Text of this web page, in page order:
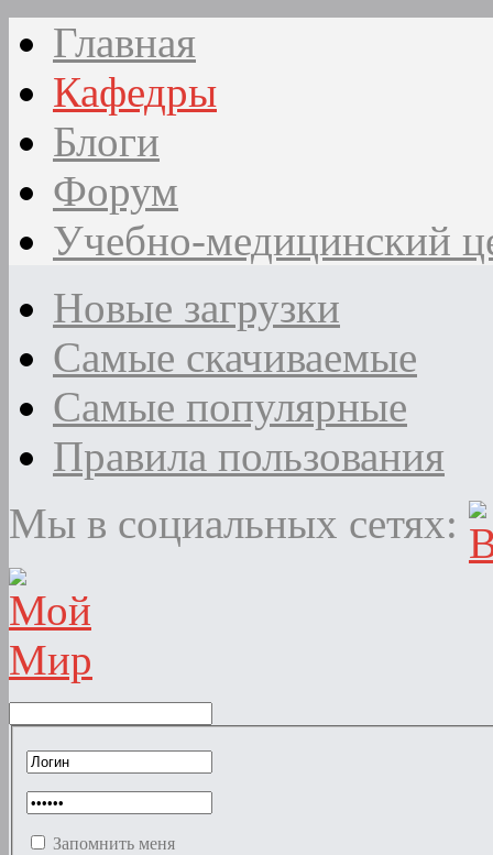
Главная
Кафедры
Блоги
Форум
Учебно-медицинский
Новые загрузки
Самые скачиваемые
Самые популярные
Правила пользования
Мы в социальных сетях:
Запомнить меня